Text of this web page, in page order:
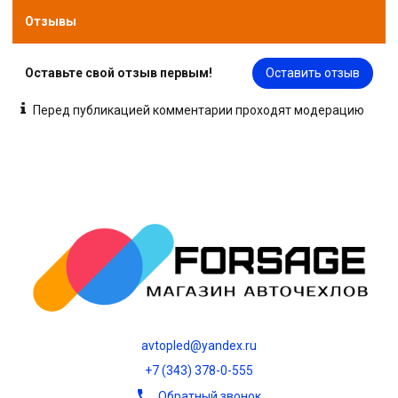
Отзывы
Оставьте свой отзыв первым! Оставить отзыв
Перед публикацией комментарии проходят модерацию
avtopled@yandex.ru
+7 (343) 378-0-555